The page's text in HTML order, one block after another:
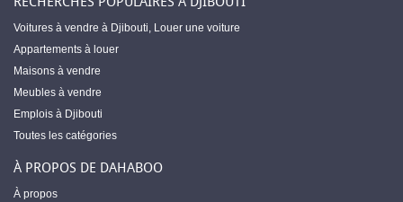
Voitures à vendre à Djibouti, Louer une voiture
Appartements à louer
Maisons à vendre
Meubles à vendre
Emplois à Djibouti
Toutes les catégories
À PROPOS DE DAHABOO
À propos